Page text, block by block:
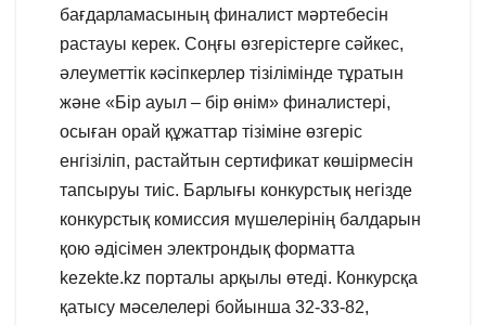
бағдарламасының финалист мәртебесін
растауы керек. Соңғы өзгерістерге сәйкес,
әлеуметтік кәсіпкерлер тізілімінде тұратын
және «Бір ауыл – бір өнім» финалистері,
осыған орай құжаттар тізіміне өзгеріс
енгізіліп, растайтын сертификат көшірмесін
тапсыруы тиіс. Барлығы конкурстық негізде
конкурстық комиссия мүшелерінің балдарын
қою әдісімен электрондық форматта
kezekte.kz порталы арқылы өтеді. Конкурсқа
қатысу мәселелері бойынша 32-33-82,